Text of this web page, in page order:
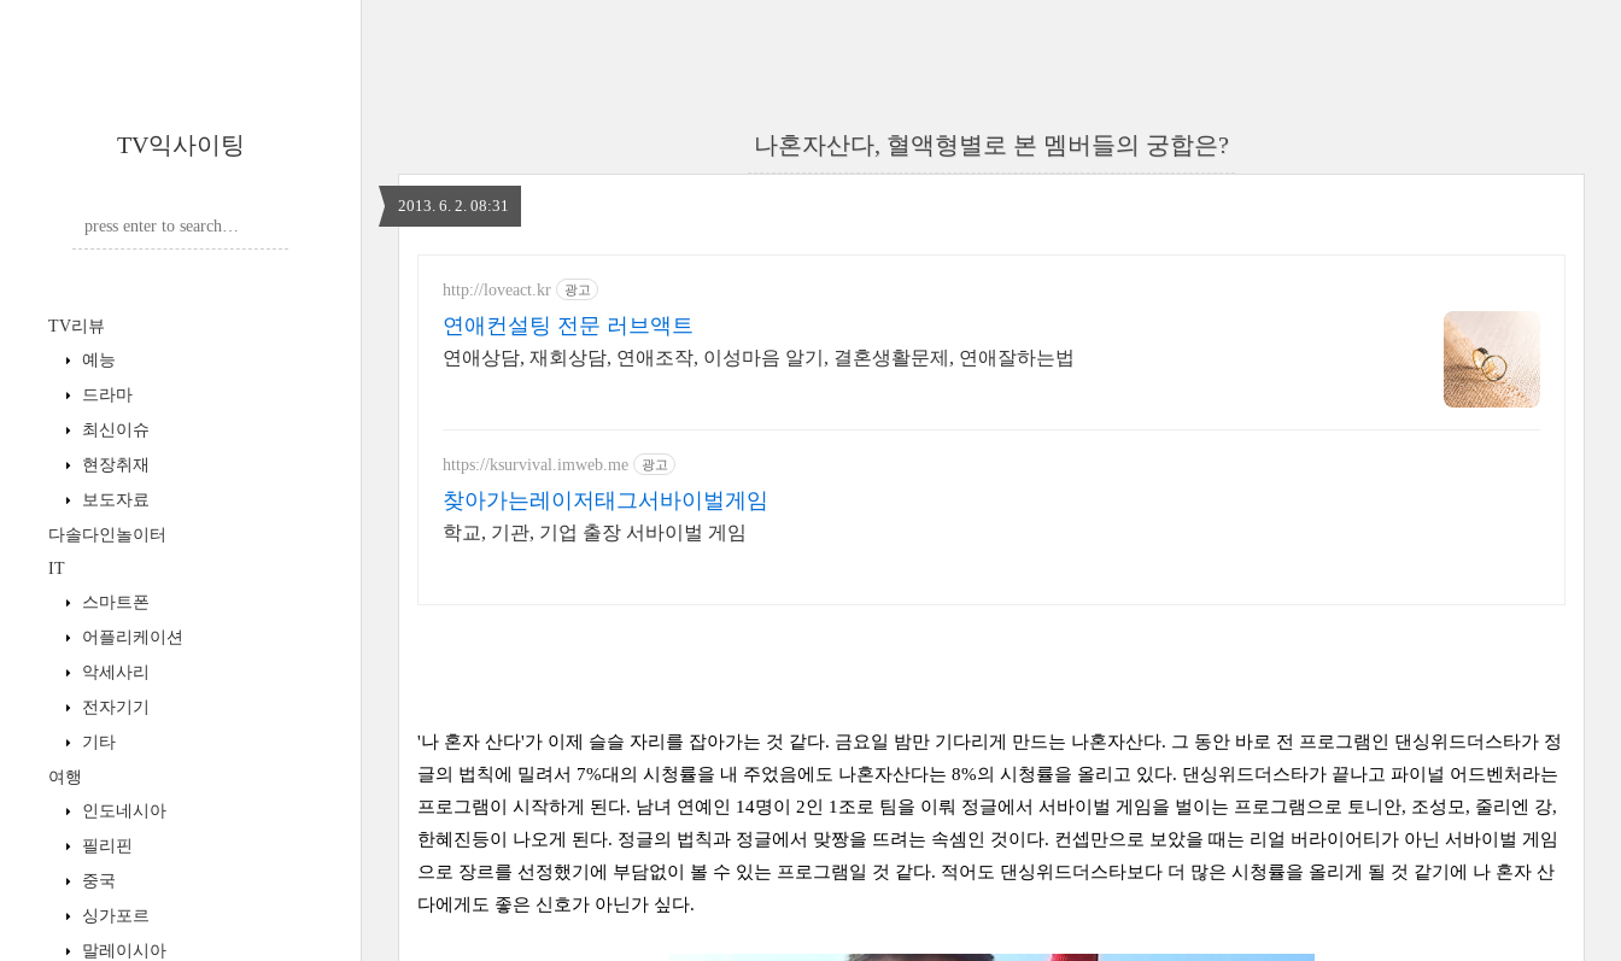
TV익사이팅
TV리뷰
예능
드라마
최신이슈
현장취재
보도자료
다솔다인놀이터
IT
스마트폰
어플리케이션
악세사리
전자기기
기타
여행
인도네시아
필리핀
중국
싱가포르
말레이시아
나혼자산다, 혈액형별로 본 멤버들의 궁합은?
2013. 6. 2. 08:31
http://loveact.kr 광고
연애컨설팅 전문 러브액트
연애상담, 재회상담, 연애조작, 이성마음 알기, 결혼생활문제, 연애잘하는법
https://ksurvival.imweb.me 광고
찾아가는레이저태그서바이벌게임
학교, 기관, 기업 출장 서바이벌 게임
'나 혼자 산다'가 이제 슬슬 자리를 잡아가는 것 같다. 금요일 밤만 기다리게 만드는 나혼자산다. 그 동안 바로 전 프로그램인 댄싱위드더스타가 정
글의 법칙에 밀려서 7%대의 시청률을 내 주었음에도 나혼자산다는 8%의 시청률을 올리고 있다. 댄싱위드더스타가 끝나고 파이널 어드벤처라는
프로그램이 시작하게 된다. 남녀 연예인 14명이 2인 1조로 팀을 이뤄 정글에서 서바이벌 게임을 벌이는 프로그램으로 토니안, 조성모, 줄리엔 강,
한혜진등이 나오게 된다. 정글의 법칙과 정글에서 맞짱을 뜨려는 속셈인 것이다. 컨셉만으로 보았을 때는 리얼 버라이어티가 아닌 서바이벌 게임
으로 장르를 선정했기에 부담없이 볼 수 있는 프로그램일 것 같다. 적어도 댄싱위드더스타보다 더 많은 시청률을 올리게 될 것 같기에 나 혼자 산
다에게도 좋은 신호가 아닌가 싶다.